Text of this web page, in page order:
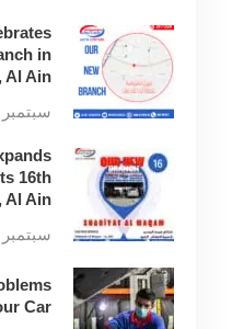
in
Al Ain
سبتمبر 2, 2024
16th
Al Ain
سبتمبر 2, 2024
Car